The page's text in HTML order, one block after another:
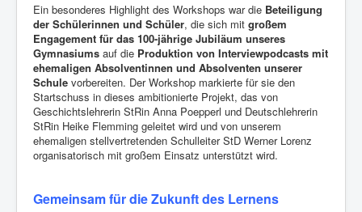
Ein besonderes Highlight des Workshops war die Beteiligung
der Schülerinnen und Schüler, die sich mit großem
Engagement für das 100-jährige Jubiläum unseres
Gymnasiums auf die Produktion von Interviewpodcasts mit
ehemaligen Absolventinnen und Absolventen unserer
Schule vorbereiten. Der Workshop markierte für sie den
Startschuss in dieses ambitionierte Projekt, das von
Geschichtslehrerin StRin Anna Poepperl und Deutschlehrerin
StRin Heike Flemming geleitet wird und von unserem
ehemaligen stellvertretenden Schulleiter StD Werner Lorenz
organisatorisch mit großem Einsatz unterstützt wird.
Gemeinsam für die Zukunft des Lernens